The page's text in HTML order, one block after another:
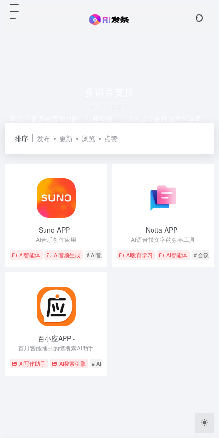
何利用技术轻松跨越语言障碍，拓展你的视野与能力边界。
排序 发布 更新 浏览 点赞
Suno APP-
AI音乐创作应用
AI智能体 AI音频生成 # AI音乐创作 # 多语言支持 # 语音输入
Notta APP-
AI语音转文字的效率工具
AI教育学习 AI智能体 # 会议记录
百小应APP-
百川智能推出的懂搜索AI助手
AI写作助手 AI搜索引擎 # AI智能助手